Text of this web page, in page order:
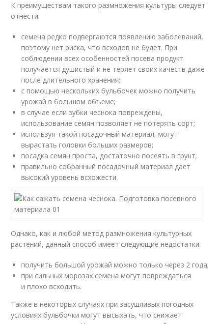
К преимуществам такого размножения культуры следует
отнести:
семена редко подвергаются появлению заболеваний,
поэтому нет риска, что всходов не будет. При
соблюдении всех особенностей посева продукт
получается душистый и не теряет своих качеств даже
после длительного хранения;
с помощью нескольких бульбочек можно получить
урожай в большом объеме;
в случае если зубки чеснока повреждены,
использование семян позволяет не потерять сорт;
используя такой посадочный материал, могут
вырастать головки больших размеров;
посадка семян проста, достаточно посеять в грунт;
правильно собранный посадочный материал дает
высокий уровень всхожести.
Однако, как и любой метод размножения культурных
растений, данный способ имеет следующие недостатки:
получить большой урожай можно только через 2 года;
при сильных морозах семена могут повреждаться
и плохо всходить.
Также в некоторых случаях при засушливых погодных
условиях бульбочки могут высыхать, что снижает